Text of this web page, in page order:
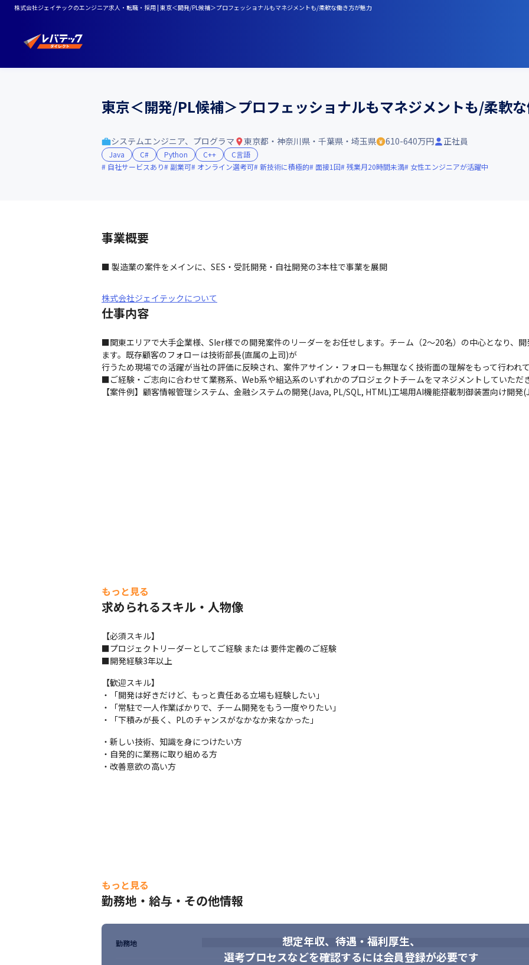
株式会社ジェイテックのエンジニア求人・転職・採用 | 東京＜開発/PL候補＞プロフェッショナルもマネジメントも/柔軟な働き方が魅力
東京＜開発/PL候補＞プロフェッショナルもマネジメントも/柔軟
システムエンジニア、プログラマ 東京都・神奈川県・千葉県・埼玉県 610-640万円 正社員
Java C# Python C++
C言語
自社サービスあり
副業可 オンライン選考可 新技術に積極的 面接1回 残業月20時間未満 女性エンジニアが活躍中
事業概要
■ 製造業の案件をメインに、SES・受託開発・自社開発の3本柱で事業を展開
株式会社ジェイテックについて
仕事内容
■関東エリアで大手企業様、SIer様での開発案件のリーダーをお任せします。チーム（2～20名）の中心となり、
ます。既存顧客のフォローは技術部長(直属の上司)が
行うため現場での活躍が当社の評価に反映され、案件アサイン・フォローも無理なく技術面の理解をもって行われ
■ご経験・ご志向に合わせて業務系、Web系や組込系のいずれかのプロジェクトチームをマネジメントしていただき
【案件例】顧客情報管理システム、金融システムの開発(Java, PL/SQL, HTML)工場用AI機能搭載制御装置向け開発
もっと見る
求められるスキル・人物像
【必須スキル】
■プロジェクトリーダーとしてご経験 または 要件定義のご経験
■開発経験3年以上
【歓迎スキル】
・「開発は好きだけど、もっと責任ある立場も経験したい」
・「常駐で一人作業ばかりで、チーム開発をもう一度やりたい」
・「下積みが長く、PLのチャンスがなかなか来なかった」
・新しい技術、知識を身につけたい方
・自発的に業務に取り組める方
・改善意欲の高い方
もっと見る
勤務地・給与・その他情報
想定年収、待遇・福利厚生、
選考プロセスなどを確認するには会員登録が必要です
勤務地